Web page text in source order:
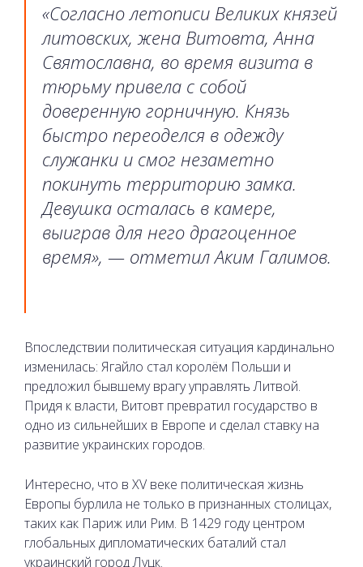
«Согласно летописи Великих князей
литовских, жена Витовта, Анна
Святославна, во время визита в
тюрьму привела с собой
доверенную горничную. Князь
быстро переоделся в одежду
служанки и смог незаметно
покинуть территорию замка.
Девушка осталась в камере,
выиграв для него драгоценное
время», — отметил Аким Галимов.
Впоследствии политическая ситуация кардинально
изменилась: Ягайло стал королём Польши и
предложил бывшему врагу управлять Литвой.
Придя к власти, Витовт превратил государство в
одно из сильнейших в Европе и сделал ставку на
развитие украинских городов.
Интересно, что в XV веке политическая жизнь
Европы бурлила не только в признанных столицах,
таких как Париж или Рим. В 1429 году центром
глобальных дипломатических баталий стал
украинский город Луцк.